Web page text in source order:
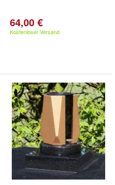
64,00 €
Kostenloser Versand